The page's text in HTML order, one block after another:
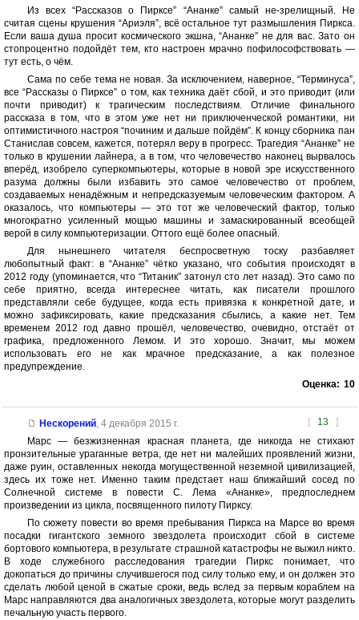
Из всех “Рассказов о Пирксе” “Ананке” самый не-зрелищный. Не
считая сцены крушения “Ариэля”, всё остальное тут размышления Пиркса.
Если ваша душа просит космического экшна, “Ананке” не для вас. Зато он
стопроцентно подойдёт тем, кто настроен мрачно пофилософствовать —
тут есть, о чём.
Сама по себе тема не новая. За исключением, наверное, “Терминуса”,
все “Рассказы о Пирксе” о том, как техника даёт сбой, и это приводит (или
почти приводит) к трагическим последствиям. Отличие финального
рассказа в том, что в этом уже нет ни приключенческой романтики, ни
оптимистичного настроя “починим и дальше пойдём”. К концу сборника пан
Станислав совсем, кажется, потерял веру в прогресс. Трагедия “Ананке” не
только в крушении лайнера, а в том, что человечество наконец вырвалось
вперёд, изобрело суперкомпьютеры, которые в новой эре искусственного
разума должны были избавить это самое человечество от проблем,
создаваемых ненадёжным и непредсказуемым человеческим фактором. А
оказалось, что компьютеры — это тот же человеческий фактор, только
многократно усиленный мощью машины и замаскированный всеобщей
верой в силу компьютеризации. Оттого ещё более опасный.
Для нынешнего читателя беспросветную тоску разбавляет
любопытный факт: в “Ананке” чётко указано, что события происходят в
2012 году (упоминается, что “Титаник” затонул сто лет назад). Это само по
себе приятно, всегда интереснее читать, как писатели прошлого
представляли себе будущее, когда есть привязка к конкретной дате, и
можно зафиксировать, какие предсказания сбылись, а какие нет. Тем
временем 2012 год давно прошёл, человечество, очевидно, отстаёт от
графика, предложенного Лемом. И это хорошо. Значит, мы можем
использовать его не как мрачное предсказание, а как полезное
предупреждение.
Оценка: 10
[ 13 ]
Нескорений, 4 декабря 2015 г.
Марс — безжизненная красная планета, где никогда не стихают
пронзительные ураганные ветра, где нет ни малейших проявлений жизни,
даже руин, оставленных некогда могущественной неземной цивилизацией,
здесь их тоже нет. Именно таким предстает наш ближайший сосед по
Солнечной системе в повести С. Лема «Ананке», предпоследнем
произведении из цикла, посвященного пилоту Пирксу.
По сюжету повести во время пребывания Пиркса на Марсе во время
посадки гигантского земного звездолета происходит сбой в системе
бортового компьютера, в результате страшной катастрофы не выжил никто.
В ходе служебного расследования трагедии Пиркс понимает, что
докопаться до причины случившегося под силу только ему, и он должен это
сделать любой ценой в сжатые сроки, ведь вслед за первым кораблем на
Марс направляются два аналогичных звездолета, которые могут разделить
печальную участь первого.